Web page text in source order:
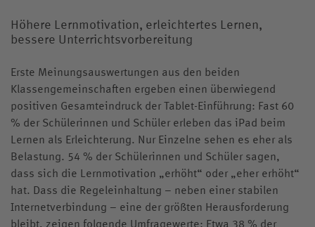
Höhere Lernmotivation, erleichtertes Lernen,
bessere Unterrichtsvorbereitung
Erste Meinungsauswertungen aus den beiden
Klassengemeinschaften ergeben einen überwiegend
positiven Gesamteindruck der Tablet-Einführung: Fast 60
% der Schülerinnen und Schüler erleben das iPad beim
Lernen als Erleichterung. Nur Einzelne sehen es eher als
Belastung. 54 % der Schülerinnen und Schüler sagen,
dass sich die Lernmotivation „erhöht“ oder „eher erhöht“
hat. Dass die Regeleinhaltung – neben einer stabilen
Internetverbindung – eine der größten Herausforderung
bleibt, zeigen folgende Umfragewerte: Etwa 38 % der